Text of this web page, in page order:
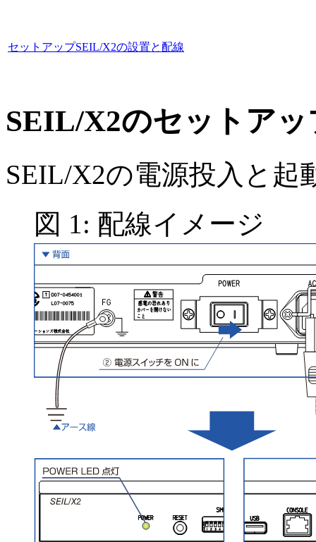
セットアップSEIL/X2の設置と配線
SEIL/X2のセットア
SEIL/X2の電源投入と起
図 1: 配線イメージ